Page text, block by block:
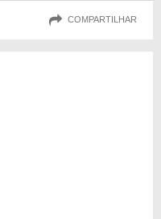
COMPARTILHAR